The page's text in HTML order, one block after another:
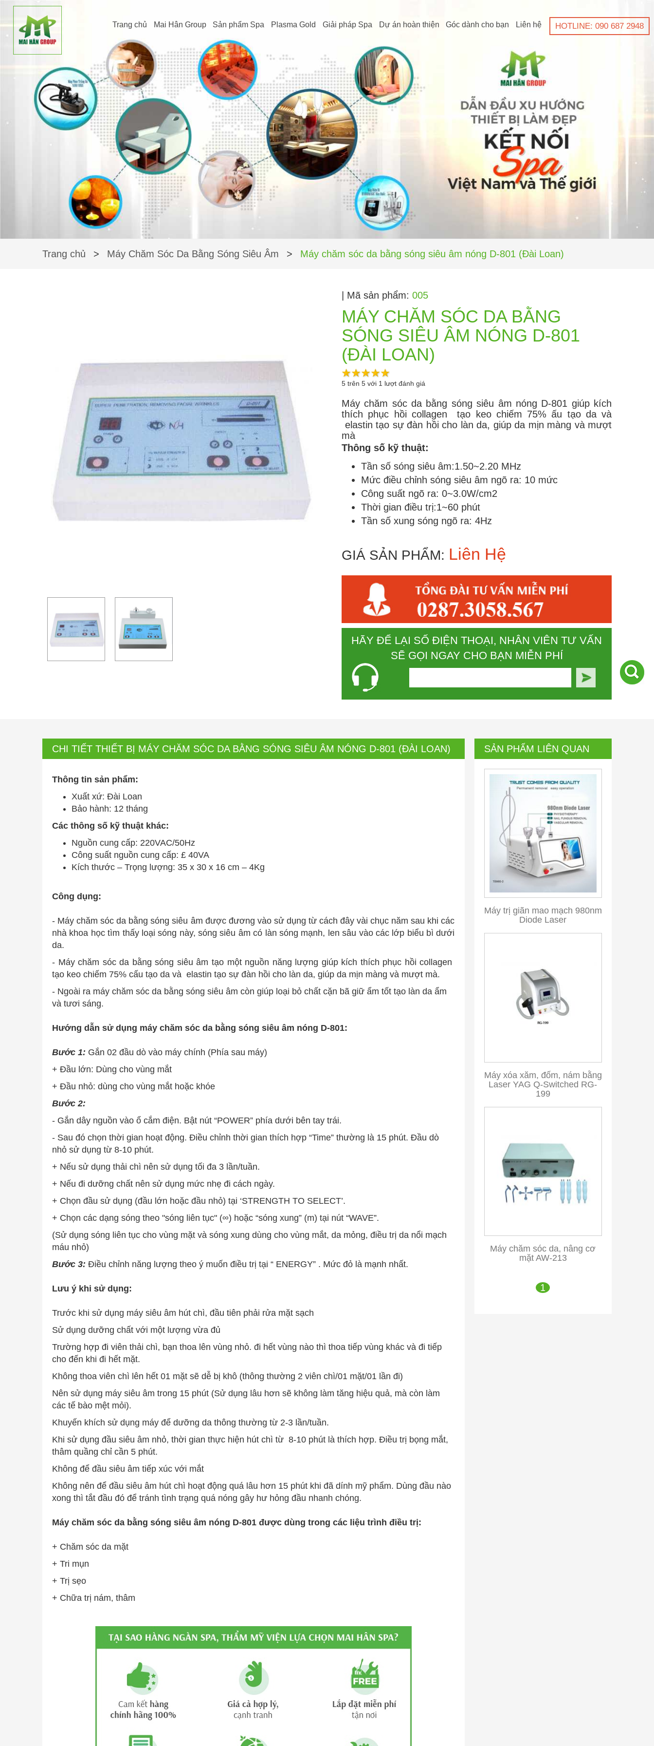
Trang chủ Mai Hân Group Sản phẩm Spa Plasma Gold Giải pháp Spa Dự án hoàn thiện Góc dành cho bạn Liên hệ HOTLINE: 090 687 2948
Trang chủ > Máy Chăm Sóc Da Bằng Sóng Siêu Âm > Máy chăm sóc da bằng sóng siêu âm nóng D-801 (Đài Loan)
| Mã sản phẩm: 005
MÁY CHĂM SÓC DA BẰNG
SÓNG SIÊU ÂM NÓNG D-801
(ĐÀI LOAN)
5 trên 5 với 1 lượt đánh giá
Máy chăm sóc da bằng sóng siêu âm nóng D-801 giúp kích
thích phục hồi collagen tạo keo chiếm 75% ấu tạo da và
elastin tạo sự đàn hồi cho làn da, giúp da mịn màng và mượt
mà
Thông số kỹ thuật:
Tần số sóng siêu âm:1.50~2.20 MHz
Mức điều chỉnh sóng siêu âm ngõ ra: 10 mức
Công suất ngõ ra: 0~3.0W/cm2
Thời gian điều trị:1~60 phút
Tần số xung sóng ngõ ra: 4Hz
GIÁ SẢN PHẨM: Liên Hệ
HÃY ĐỂ LẠI SỐ ĐIỆN THOẠI, NHÂN VIÊN TƯ VẤN
SẼ GỌI NGAY CHO BẠN MIỄN PHÍ
CHI TIẾT THIẾT BỊ MÁY CHĂM SÓC DA BẰNG SÓNG SIÊU ÂM NÓNG D-801 (ĐÀI LOAN)
Thông tin sản phẩm:
Xuất xứ: Đài Loan
Bảo hành: 12 tháng
Các thông số kỹ thuật khác:
Nguồn cung cấp: 220VAC/50Hz
Công suất nguồn cung cấp: £ 40VA
Kích thước – Trọng lượng: 35 x 30 x 16 cm – 4Kg
Công dụng:
- Máy chăm sóc da bằng sóng siêu âm được đương vào sử dụng từ cách đây vài chục năm sau khi các
nhà khoa học tìm thấy loại sóng này, sóng siêu âm có làn sóng mạnh, len sâu vào các lớp biểu bì dưới
da.
- Máy chăm sóc da bằng sóng siêu âm tạo một nguồn năng lượng giúp kích thích phục hồi collagen
tạo keo chiếm 75% cấu tạo da và elastin tạo sự đàn hồi cho làn da, giúp da mịn màng và mượt mà.
- Ngoài ra máy chăm sóc da bằng sóng siêu âm còn giúp loại bỏ chất cặn bã giữ ẩm tốt tạo làn da ẩm
và tươi sáng.
Hướng dẫn sử dụng máy chăm sóc da bằng sóng siêu âm nóng D-801:
Bước 1: Gắn 02 đầu dò vào máy chính (Phía sau máy)
+ Đầu lớn: Dùng cho vùng mắt
+ Đầu nhỏ: dùng cho vùng mắt hoặc khóe
Bước 2:
- Gắn dây nguồn vào ổ cắm điện. Bật nút “POWER” phía dưới bên tay trái.
- Sau đó chọn thời gian hoạt động. Điều chỉnh thời gian thích hợp “Time” thường là 15 phút. Đầu dò
nhỏ sử dụng từ 8-10 phút.
+ Nếu sử dụng thải chì nên sử dụng tối đa 3 lần/tuần.
+ Nếu đi dưỡng chất nên sử dụng mức nhẹ đi cách ngày.
+ Chọn đầu sử dụng (đầu lớn hoặc đầu nhỏ) tại ‘STRENGTH TO SELECT’.
+ Chọn các dạng sóng theo "sóng liên tục" (∞) hoặc “sóng xung” (m) tại nút “WAVE”.
(Sử dụng sóng liên tục cho vùng mặt và sóng xung dùng cho vùng mắt, da mỏng, điều trị da nổi mạch
máu nhỏ)
Bước 3: Điều chỉnh năng lượng theo ý muốn điều trị tại “ ENERGY” . Mức đỏ là mạnh nhất.
Lưu ý khi sử dụng:
Trước khi sử dụng máy siêu âm hút chì, đầu tiên phải rửa mặt sạch
Sử dụng dưỡng chất với một lượng vừa đủ
Trường hợp đi viên thải chì, bạn thoa lên vùng nhỏ. đi hết vùng nào thì thoa tiếp vùng khác và đi tiếp
cho đến khi đi hết mặt.
Không thoa viên chì lên hết 01 mặt sẽ dễ bị khô (thông thường 2 viên chì/01 mặt/01 lần đi)
Nên sử dụng máy siêu âm trong 15 phút (Sử dụng lâu hơn sẽ không làm tăng hiệu quả, mà còn làm
các tế bào mệt mỏi).
Khuyến khích sử dụng máy để dưỡng da thông thường từ 2-3 lần/tuần.
Khi sử dụng đầu siêu âm nhỏ, thời gian thực hiện hút chì từ 8-10 phút là thích hợp. Điều trị bọng mắt,
thâm quầng chỉ cần 5 phút.
Không để đầu siêu âm tiếp xúc với mắt
Không nên để đầu siêu âm hút chì hoạt động quá lâu hơn 15 phút khi đã dính mỹ phẩm. Dùng đầu nào
xong thì tắt đầu đó để tránh tình trạng quá nóng gây hư hỏng đầu nhanh chóng.
Máy chăm sóc da bằng sóng siêu âm nóng D-801 được dùng trong các liệu trình điều trị:
+ Chăm sóc da mặt
+ Tri mụn
+ Trị sẹo
+ Chữa trị nám, thâm
SẢN PHẨM LIÊN QUAN
Máy trị giãn mao mạch 980nm
Diode Laser
Máy xóa xăm, đốm, nám bằng
Laser YAG Q-Switched RG-
199
Máy chăm sóc da, nâng cơ
mặt AW-213
1